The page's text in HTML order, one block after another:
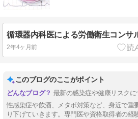
2年4ヶ月前
このブログのここがポイント
最新の感染症や健康リスク
性感染症や飲酒、メタボ対策など、身近で重
り下げていきます。専門医や資格取得者の経